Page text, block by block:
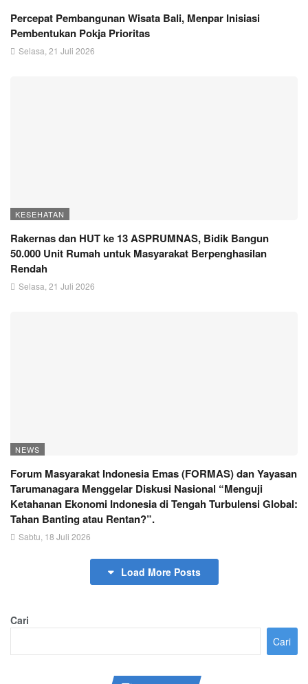
Percepat Pembangunan Wisata Bali, Menpar Inisiasi
Pembentukan Pokja Prioritas
Selasa, 21 Juli 2026
KESEHATAN
Rakernas dan HUT ke 13 ASPRUMNAS, Bidik Bangun
50.000 Unit Rumah untuk Masyarakat Berpenghasilan
Rendah
Selasa, 21 Juli 2026
NEWS
Forum Masyarakat Indonesia Emas (FORMAS) dan Yayasan
Tarumanagara Menggelar Diskusi Nasional “Menguji
Ketahanan Ekonomi Indonesia di Tengah Turbulensi Global:
Tahan Banting atau Rentan?”.
Sabtu, 18 Juli 2026
Load More Posts
Cari
Cari